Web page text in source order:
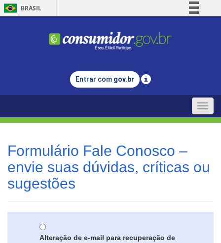
BRASIL
Comunica BR
Legislação
Entrar com gov.br
Toggle
Formulário Fale Conosco –
envie suas dúvidas, críticas ou
sugestões
Alteração de e-mail para recuperação de